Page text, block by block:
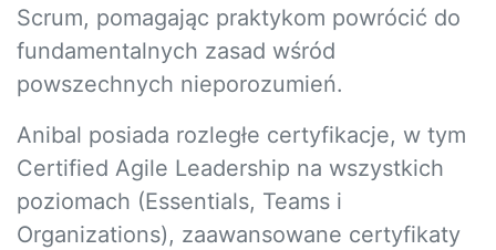
Scrum, pomagając praktykom powrócić do
fundamentalnych zasad wśród
powszechnych nieporozumień.
Anibal posiada rozległe certyfikacje, w tym
Certified Agile Leadership na wszystkich
poziomach (Essentials, Teams i
Organizations), zaawansowane certyfikaty